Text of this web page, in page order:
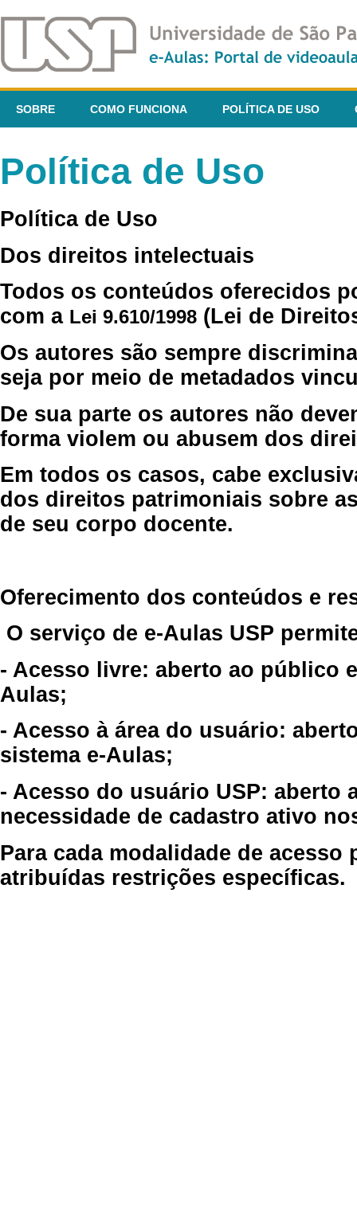
SOBRE COMO FUNCIONA POLÍTICA DE USO
Política de Uso
Política de Uso
Dos direitos intelectuais
Todos os conteúdos oferecidos
com a Lei 9.610/1998 (Lei de
Os autores são sempre
seja por meio de metadados
De sua parte os autores não
forma violem ou abusem dos
Em todos os casos, cabe
dos direitos patrimoniais sobre
de seu corpo docente.
Oferecimento dos conteúdos e
O serviço de e-Aulas USP
- Acesso livre: aberto ao público
Aulas;
- Acesso à área do usuário:
sistema e-Aulas;
- Acesso do usuário USP: aberto
necessidade de cadastro ativo
Para cada modalidade de
atribuídas restrições específicas.